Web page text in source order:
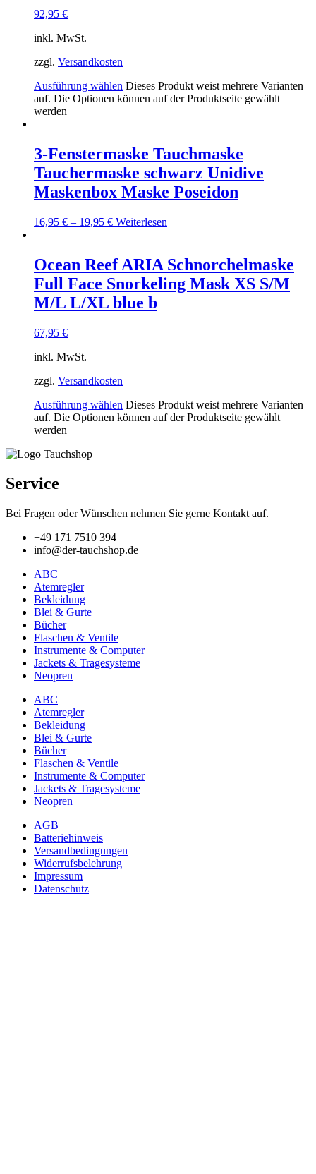
92,95 €
inkl. MwSt.
zzgl. Versandkosten
Ausführung wählen Dieses Produkt weist mehrere Varianten
auf. Die Optionen können auf der Produktseite gewählt
werden
3-Fenstermaske Tauchmaske
Tauchermaske schwarz Unidive
Maskenbox Maske Poseidon
16,95 € – 19,95 € Weiterlesen
Ocean Reef ARIA Schnorchelmaske
Full Face Snorkeling Mask XS S/M
M/L L/XL blue b
67,95 €
inkl. MwSt.
zzgl. Versandkosten
Ausführung wählen Dieses Produkt weist mehrere Varianten
auf. Die Optionen können auf der Produktseite gewählt
werden
Service
Bei Fragen oder Wünschen nehmen Sie gerne Kontakt auf.
+49 171 7510 394
info@der-tauchshop.de
ABC
Atemregler
Bekleidung
Blei & Gurte
Bücher
Flaschen & Ventile
Instrumente & Computer
Jackets & Tragesysteme
Neopren
ABC
Atemregler
Bekleidung
Blei & Gurte
Bücher
Flaschen & Ventile
Instrumente & Computer
Jackets & Tragesysteme
Neopren
AGB
Batteriehinweis
Versandbedingungen
Widerrufsbelehrung
Impressum
Datenschutz